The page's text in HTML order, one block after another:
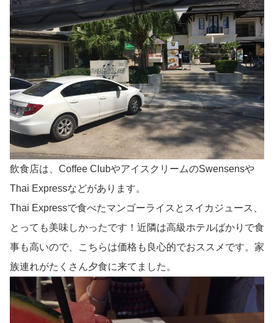
飲食店は、Coffee ClubやアイスクリームのSwensensや
Thai Expressなどがあります。
Thai Expressで食べたマンゴーライスとスイカジュース、
とっても美味しかったです！近隣は高級ホテルばかりで食
事も高いので、こちらは価格も良心的でおススメです。家
族連れがたくさん夕食に来てました。